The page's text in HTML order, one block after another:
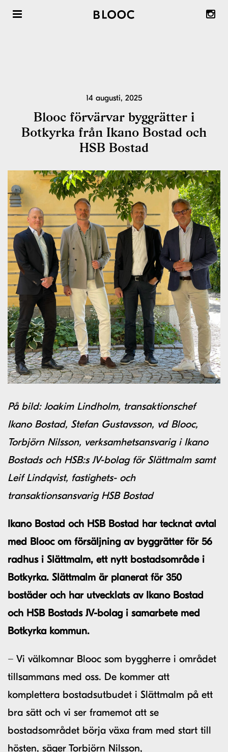
Om Blooc
Önska Område ™
Inspiration & reportage
Nyheter
14 augusti, 2025
Blooc förvärvar byggrätter i
Botkyrka från Ikano Bostad och
HSB Bostad
På bild: Joakim Lindholm, transaktionschef
Ikano Bostad, Stefan Gustavsson, vd Blooc,
Torbjörn Nilsson, verksamhetsansvarig i Ikano
Bostads och HSB:s JV-bolag för Slättmalm samt
Leif Lindqvist, fastighets- och
transaktionsansvarig HSB Bostad
Ikano Bostad och HSB Bostad har tecknat avtal
med Blooc om försäljning av byggrätter för 56
radhus i Slättmalm, ett nytt bostadsområde i
Botkyrka. Slättmalm är planerat för 350
bostäder och har utvecklats av Ikano Bostad
och HSB Bostads JV-bolag i samarbete med
Botkyrka kommun.
− Vi välkomnar Blooc som byggherre i området
tillsammans med oss. De kommer att
komplettera bostadsutbudet i Slättmalm på ett
bra sätt och vi ser framemot att se
bostadsområdet börja växa fram med start till
hösten, säger Torbjörn Nilsson,